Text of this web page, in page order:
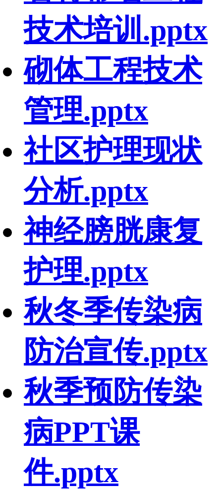
技术培训.pptx
砌体工程技术
管理.pptx
社区护理现状
分析.pptx
神经膀胱康复
护理.pptx
秋冬季传染病
防治宣传.pptx
秋季预防传染
病PPT课
件.pptx